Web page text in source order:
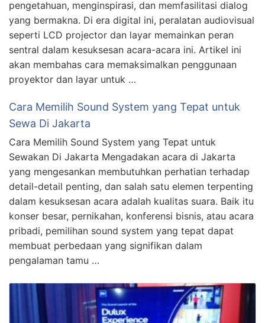
pengetahuan, menginspirasi, dan memfasilitasi dialog
yang bermakna. Di era digital ini, peralatan audiovisual
seperti LCD projector dan layar memainkan peran
sentral dalam kesuksesan acara-acara ini. Artikel ini
akan membahas cara memaksimalkan penggunaan
proyektor dan layar untuk …
Cara Memilih Sound System yang Tepat untuk
Sewa Di Jakarta
Cara Memilih Sound System yang Tepat untuk
Sewakan Di Jakarta Mengadakan acara di Jakarta
yang mengesankan membutuhkan perhatian terhadap
detail-detail penting, dan salah satu elemen terpenting
dalam kesuksesan acara adalah kualitas suara. Baik itu
konser besar, pernikahan, konferensi bisnis, atau acara
pribadi, pemilihan sound system yang tepat dapat
membuat perbedaan yang signifikan dalam
pengalaman tamu …